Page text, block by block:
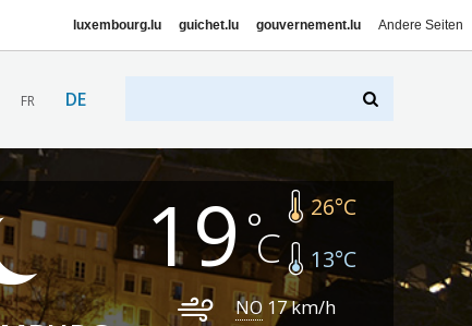
luxembourg.lu guichet.lu gouvernement.lu Andere Seiten
FR DE
19 26°C
13°C
NO 17km/h